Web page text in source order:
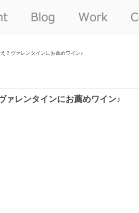
？ヴァレンタインにお薦めワイン♪
ァレンタインにお薦めワイン♪